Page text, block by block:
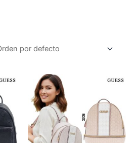
producto
tiene
múltiples
variantes.
Las